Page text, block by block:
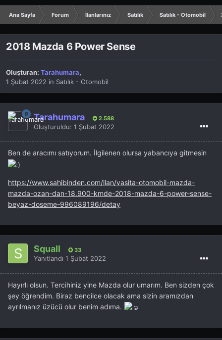
Ana Sayfa Forum İlanlarınız Satılık Satılık - Otomobil
2018 Mazda 6 Power Sense
Oluşturan: Tarahumara,
1 Şubat 2022 in Satılık - Otomobil
Tarahumara 2.588
Oluşturuldu: 1 Şubat 2022
Ben de aracımı satıyorum. İlgilenen olursa yabancıya gitmesin
https://www.sahibinden.com/ilan/vasita-otomobil-mazda-
mazda-ozan-dan-18.900-kmde-2018-mazda-6-power-sense-
beyaz-doseme-996089196/detay
Squall 33
Yanıtlandı 1 Şubat 2022
Hayırlı olsun. Tercihiniz yine Mazda olur umarım. Ben sizden çok
şey öğrendim. Biraz bencilce olacak ama sizin aramızdan
ayrılmanız üzücü olur benim adıma.